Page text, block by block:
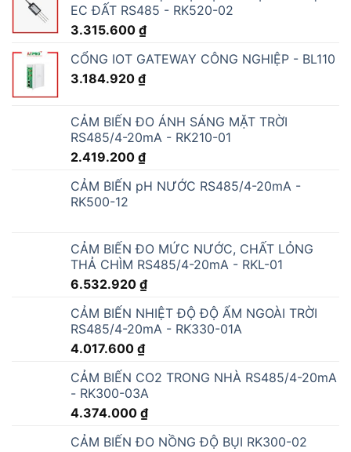
EC ĐẤT RS485 - RK520-02
3.315.600 ₫
CỔNG IOT GATEWAY CÔNG NGHIỆP - BL110
3.184.920 ₫
CẢM BIẾN ĐO ÁNH SÁNG MẶT TRỜI
RS485/4-20mA - RK210-01
2.419.200 ₫
CẢM BIẾN pH NƯỚC RS485/4-20mA -
RK500-12
CẢM BIẾN ĐO MỨC NƯỚC, CHẤT LỎNG
THẢ CHÌM RS485/4-20mA - RKL-01
6.532.920 ₫
CẢM BIẾN NHIỆT ĐỘ ĐỘ ẨM NGOÀI TRỜI
RS485/4-20mA - RK330-01A
4.017.600 ₫
CẢM BIẾN CO2 TRONG NHÀ RS485/4-20mA
- RK300-03A
4.374.000 ₫
CẢM BIẾN ĐO NỒNG ĐỘ BỤI RK300-02